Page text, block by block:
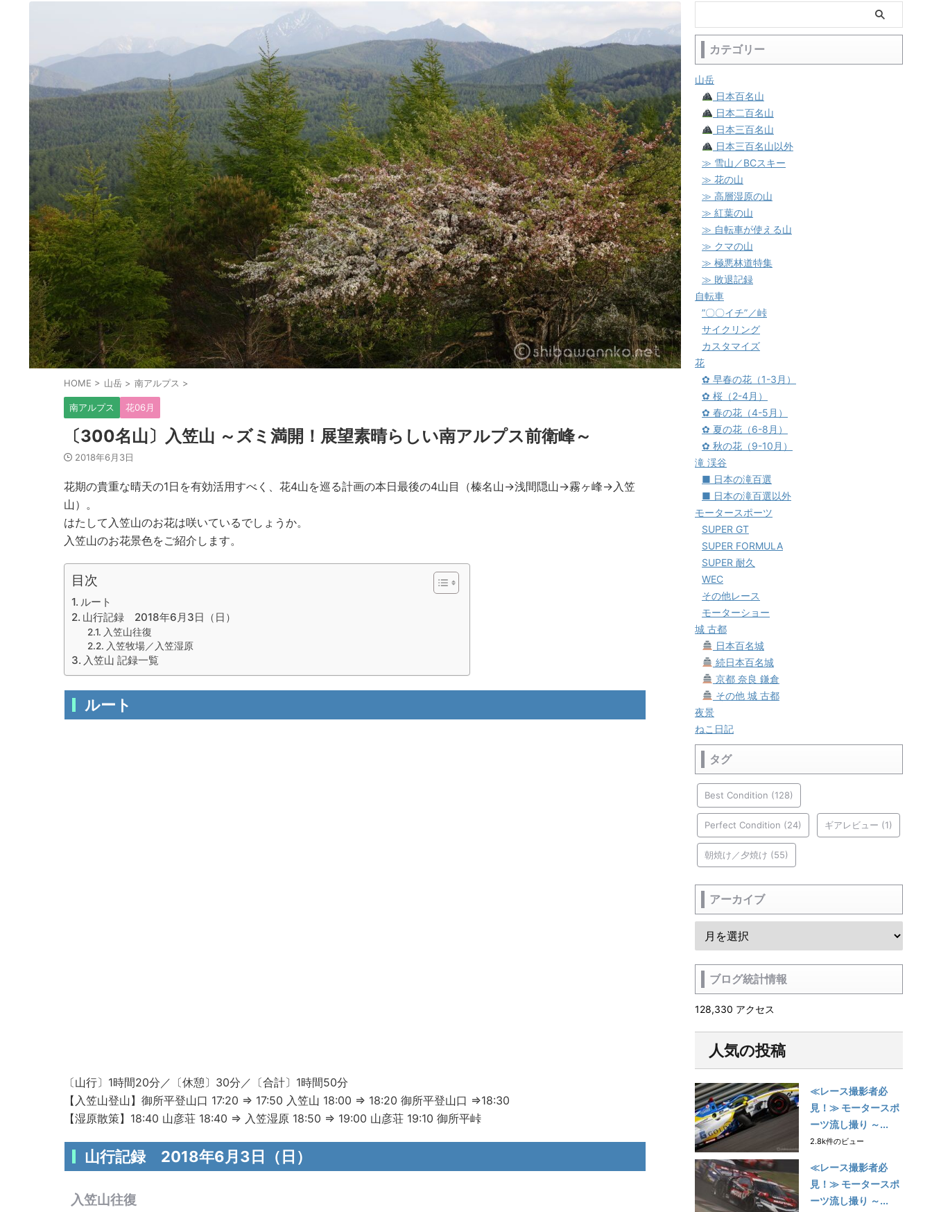
HOME > 山岳 > 南アルプス >
南アルプス 花06月
〔300名山〕入笠山 ～ズミ満開！展望素晴らしい南アルプス前衛峰～
2018年6月3日
花期の貴重な晴天の1日を有効活用すべく、花4山を巡る計画の本日最後の4山目（榛名山→浅間隠山→霧ヶ峰→入笠
山）。
はたして入笠山のお花は咲いているでしょうか。
入笠山のお花景色をご紹介します。
目次
ルート
山行記録 2018年6月3日（日）
入笠山往復
入笠牧場／入笠湿原
入笠山 記録一覧
ルート
〔山行〕1時間20分／〔休憩〕30分／〔合計〕1時間50分
【入笠山登山】 御所平登山口 17:20 ⇒ 17:50 入笠山 18:00 ⇒ 18:20 御所平登山口 ⇒18:30
【湿原散策】 18:40 山彦荘 18:40 ⇒ 入笠湿原 18:50 ⇒ 19:00 山彦荘 19:10 御所平峠
山行記録 2018年6月3日（日）
入笠山往復
カテゴリー
山岳
日本百名山
日本二百名山
日本三百名山
日本三百名山以外
≫ 雪山／BCスキー
≫ 花の山
≫ 高層湿原の山
≫ 紅葉の山
≫ 自転車が使える山
≫ クマの山
≫ 極悪林道特集
≫ 敗退記録
自転車
”〇〇イチ”／峠
サイクリング
カスタマイズ
花
✿ 早春の花（1-3月）
✿ 桜（2-4月）
✿ 春の花（4-5月）
✿ 夏の花（6-8月）
✿ 秋の花（9-10月）
滝 渓谷
■ 日本の滝百選
■ 日本の滝百選以外
モータースポーツ
SUPER GT
SUPER FORMULA
SUPER 耐久
WEC
その他レース
モーターショー
城 古都
日本百名城
続日本百名城
京都 奈良 鎌倉
その他 城 古都
夜景
ねこ日記
タグ
Best Condition (128)
Perfect Condition (24) ギアレビュー (1)
朝焼け／夕焼け (55)
アーカイブ
ブログ統計情報
128,330 アクセス
人気の投稿
≪レース撮影者必
見！≫ モータースポ
ーツ流し撮り ～...
2.8k件のビュー
≪レース撮影者必
見！≫ モータースポ
ーツ流し撮り ～...